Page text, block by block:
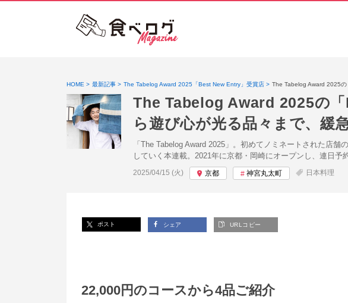
HOME 最新記事 The Tabelog Award 2025「Best New Entry」受賞店 The Tabelog Award 2025の
The Tabelog Award 2025の
ら遊び心が光る品々まで、緩
「The Tabelog Award 2025」。初めてノミネートされた店
していく本連載。2021年に京都・岡崎にオープンし、連日予
投稿日:
2025/04/15 (火) 京都 神宮丸太町 日本料理
ポスト シェア URLコピー
22,000円のコースから4品ご紹介